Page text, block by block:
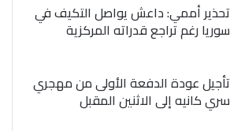
تحذير أممي: داعش يواصل التكيف في
سوريا رغم تراجع قدراته المركزية
تأجيل عودة الدفعة الأولى من مهجري
سري كانيه إلى الاثنين المقبل